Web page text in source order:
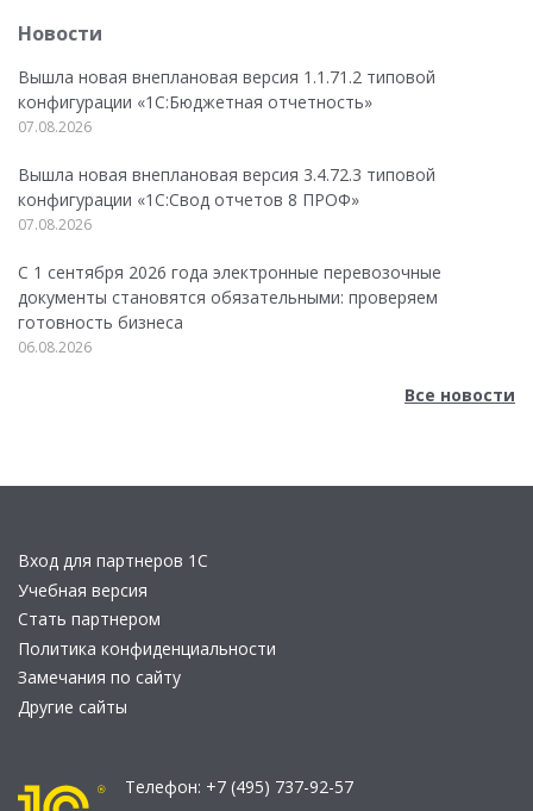
Новости
Вышла новая внеплановая версия 1.1.71.2 типовой
конфигурации «1C:Бюджетная отчетность»
07.08.2026
Вышла новая внеплановая версия 3.4.72.3 типовой
конфигурации «1C:Свод отчетов 8 ПРОФ»
07.08.2026
С 1 сентября 2026 года электронные перевозочные
документы становятся обязательными: проверяем
готовность бизнеса
06.08.2026
Все новости
Вход для партнеров 1С
Учебная версия
Стать партнером
Политика конфиденциальности
Замечания по сайту
Другие сайты
Телефон: +7 (495) 737-92-57